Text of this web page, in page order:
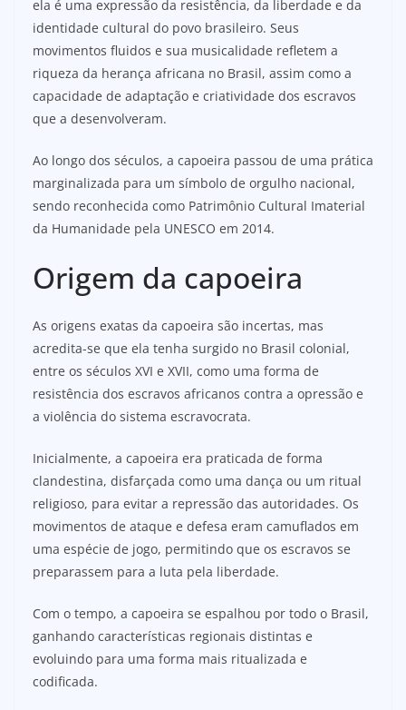
ela é uma expressão da resistência, da liberdade e da
identidade cultural do povo brasileiro. Seus
movimentos fluidos e sua musicalidade refletem a
riqueza da herança africana no Brasil, assim como a
capacidade de adaptação e criatividade dos escravos
que a desenvolveram.
Ao longo dos séculos, a capoeira passou de uma prática
marginalizada para um símbolo de orgulho nacional,
sendo reconhecida como Patrimônio Cultural Imaterial
da Humanidade pela UNESCO em 2014.
Origem da capoeira
As origens exatas da capoeira são incertas, mas
acredita-se que ela tenha surgido no Brasil colonial,
entre os séculos XVI e XVII, como uma forma de
resistência dos escravos africanos contra a opressão e
a violência do sistema escravocrata.
Inicialmente, a capoeira era praticada de forma
clandestina, disfarçada como uma dança ou um ritual
religioso, para evitar a repressão das autoridades. Os
movimentos de ataque e defesa eram camuflados em
uma espécie de jogo, permitindo que os escravos se
preparassem para a luta pela liberdade.
Com o tempo, a capoeira se espalhou por todo o Brasil,
ganhando características regionais distintas e
evoluindo para uma forma mais ritualizada e
codificada.